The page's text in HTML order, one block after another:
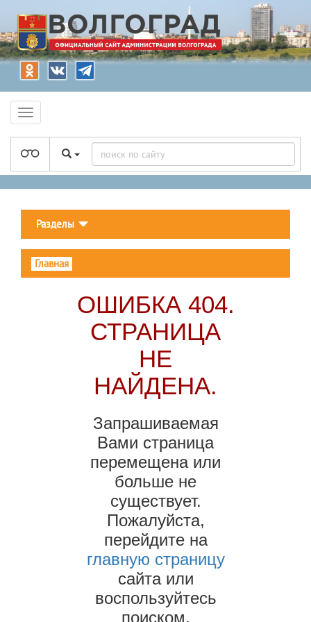
Разделы
Главная
ОШИБКА 404.
СТРАНИЦА
НЕ
НАЙДЕНА.
Запрашиваемая
Вами страница
перемещена или
больше не
существует.
Пожалуйста,
перейдите на
главную страницу
сайта или
воспользуйтесь
поиском.